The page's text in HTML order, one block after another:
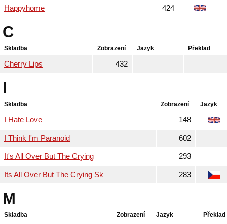
Happyhome 424
C
Skladba Zobrazení Jazyk Překlad
Cherry Lips 432
I
Skladba Zobrazení Jazyk
I Hate Love 148
I Think I'm Paranoid 602
It's All Over But The Crying 293
Its All Over But The Crying Sk 283
M
Skladba Zobrazení Jazyk Překlad